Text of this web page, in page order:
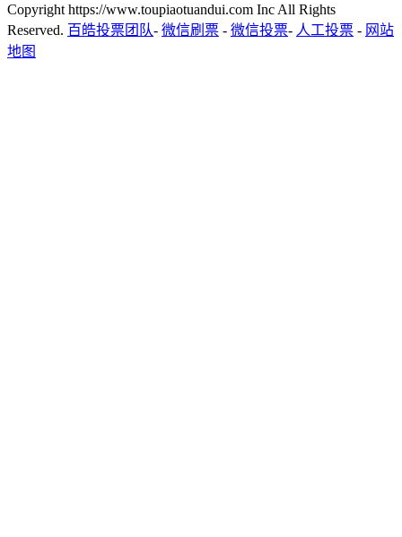
Copyright https://www.toupiaotuandui.com Inc All Rights
Reserved. 百皓投票团队- 微信刷票 - 微信投票- 人工投票 - 网站
地图